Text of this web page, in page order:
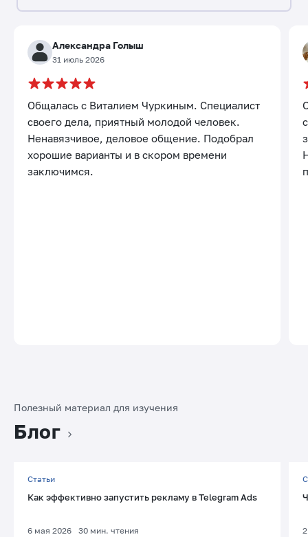
Александра Голыш
31 июль 2026
Общалась с Виталием Чуркиным. Специалист
своего дела, приятный молодой человек.
Ненавязчивое, деловое общение. Подобрал
хорошие варианты и в скором времени
заключимся.
Полезный материал для изучения
Блог
Статьи
Как эффективно запустить рекламу в Telegram Ads
6 мая 2026 30 мин. чтения